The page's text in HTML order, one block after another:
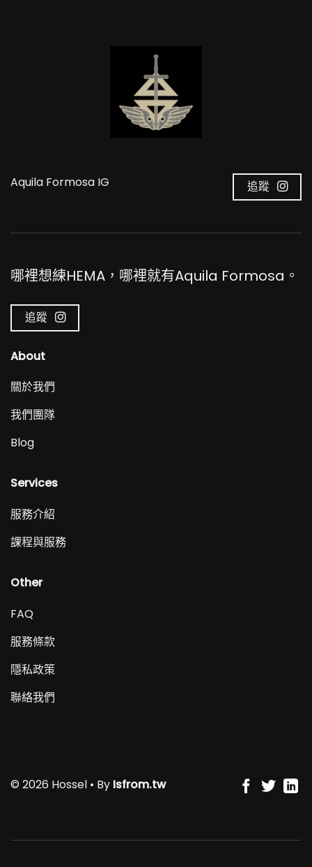
Aquila Formosa IG 追蹤
哪裡想練HEMA，哪裡就有Aquila Formosa。
追蹤
About
關於我們
我們團隊
Blog
Services
服務介紹
課程與服務
Other
FAQ
服務條款
隱私政策
聯絡我們
© 2026 Hossel • By Isfrom.tw